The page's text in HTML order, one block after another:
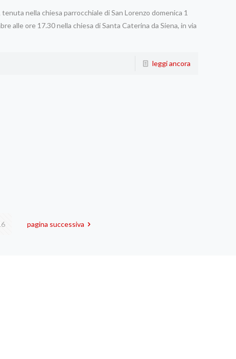
nella chiesa parrocchiale di San Lorenzo domenica 1
alle ore 17.30 nella chiesa di Santa Caterina da Siena, in via
leggi ancora
pagina successiva